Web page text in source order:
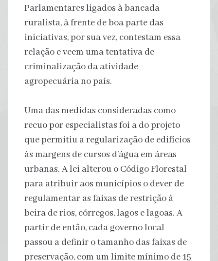
Parlamentares ligados à bancada
ruralista, à frente de boa parte das
iniciativas, por sua vez, contestam essa
relação e veem uma tentativa de
criminalização da atividade
agropecuária no país.
Uma das medidas consideradas como
recuo por especialistas foi a do projeto
que permitiu a regularização de edifícios
às margens de cursos d’água em áreas
urbanas. A lei alterou o Código Florestal
para atribuir aos municípios o dever de
regulamentar as faixas de restrição à
beira de rios, córregos, lagos e lagoas. A
partir de então, cada governo local
passou a definir o tamanho das faixas de
preservação, com um limite mínimo de 15